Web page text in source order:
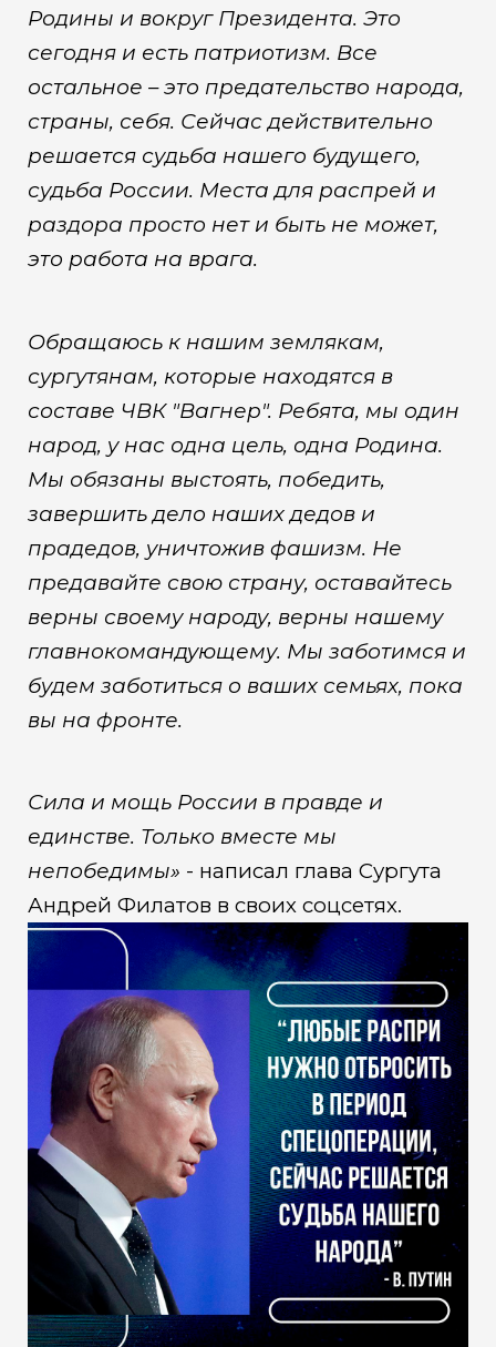
Родины и вокруг Президента. Это
сегодня и есть патриотизм. Все
остальное – это предательство народа,
страны, себя. Сейчас действительно
решается судьба нашего будущего,
судьба России. Места для распрей и
раздора просто нет и быть не может,
это работа на врага.
Обращаюсь к нашим землякам,
сургутянам, которые находятся в
составе ЧВК "Вагнер". Ребята, мы один
народ, у нас одна цель, одна Родина.
Мы обязаны выстоять, победить,
завершить дело наших дедов и
прадедов, уничтожив фашизм. Не
предавайте свою страну, оставайтесь
верны своему народу, верны нашему
главнокомандующему. Мы заботимся и
будем заботиться о ваших семьях, пока
вы на фронте.
Сила и мощь России в правде и
единстве. Только вместе мы
непобедимы» - написал глава Сургута
Андрей Филатов в своих соцсетях.